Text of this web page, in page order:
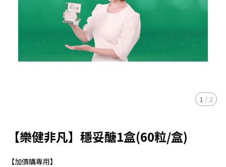
1 / 2
【樂健非凡】穩妥醣1盒(60粒/盒)
【加價購專用】